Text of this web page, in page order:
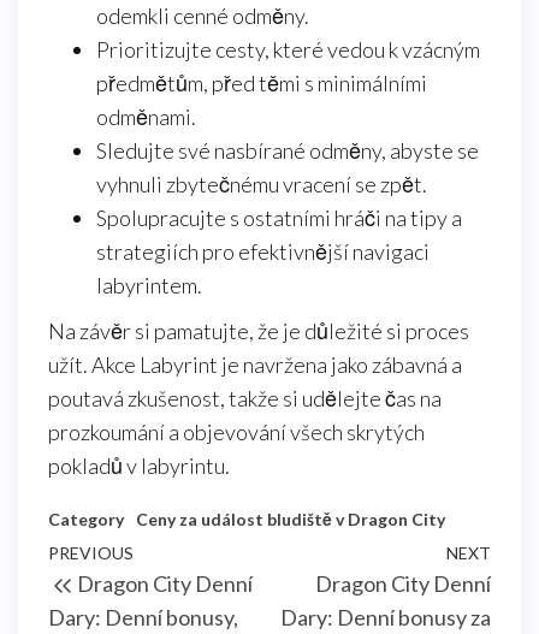
odemkli cenné odměny.
Prioritizujte cesty, které vedou k vzácným
předmětům, před těmi s minimálními
odměnami.
Sledujte své nasbírané odměny, abyste se
vyhnuli zbytečnému vracení se zpět.
Spolupracujte s ostatními hráči na tipy a
strategiích pro efektivnější navigaci
labyrintem.
Na závěr si pamatujte, že je důležité si proces
užít. Akce Labyrint je navržena jako zábavná a
poutavá zkušenost, takže si udělejte čas na
prozkoumání a objevování všech skrytých
pokladů v labyrintu.
Category Ceny za událost bludiště v Dragon City
Post
navigation
Previous
Post
PREVIOUS
Dragon City Denní
Dary: Denní bonusy,
NEXT
Dragon City Denní
Dary: Denní bonusy za